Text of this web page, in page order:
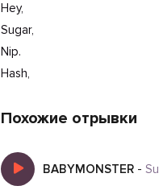
Hey,
Sugar,
Nip.
Hash,
Похожие отрывки
BABYMONSTER -